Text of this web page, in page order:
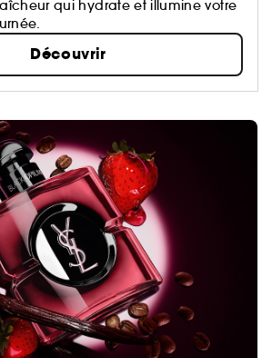
qui hydrate et illumine votre
Découvrir